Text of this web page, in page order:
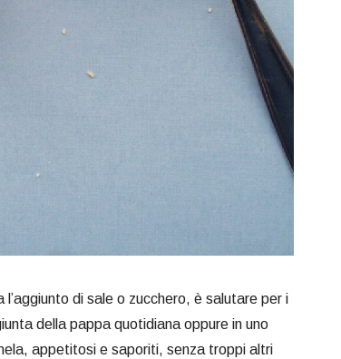
di sale o zucchero, è salutare per i
della pappa quotidiana oppure in uno
appetitosi e saporiti, senza troppi altri